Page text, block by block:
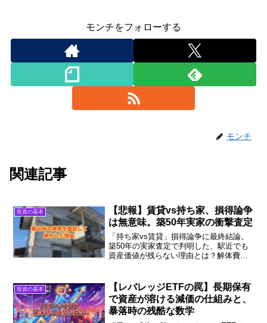
モンチをフォローする
モンチ
関連記事
投資の基本
【悲報】賃貸vs持ち家、損得論争
は無意味。築50年実家の衝撃査定
「持ち家vs賃貸」損得論争に最終結論。
築50年の実家査定で判明した、駅近でも
資産価値が残らない理由とは？解体費や
ル」を実録公開します。
投資の基本
【レバレッジETFの罠】長期保有
で資産が溶ける減価の仕組みと、
暴落時の残酷な数学